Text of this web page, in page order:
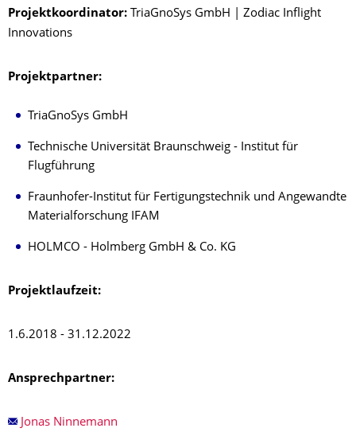
Projektkoordinator: TriaGnoSys GmbH | Zodiac Inflight
Innovations
Projektpartner:
TriaGnoSys GmbH
Technische Universität Braunschweig - Institut für
Flugführung
Fraunhofer-Institut für Fertigungstechnik und Angewandte
Materialforschung IFAM
HOLMCO - Holmberg GmbH & Co. KG
Projektlaufzeit:
1.6.2018 - 31.12.2022
Ansprechpartner:
Jonas Ninnemann